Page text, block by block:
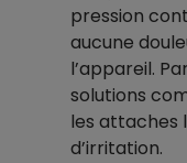
pression
aucune
l’appareil.
solutions
les attaches
d’irritation.